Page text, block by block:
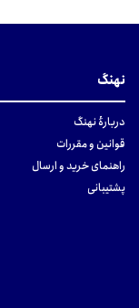
نهنگ
دربارهٔ نهنگ
قوانین و مقررات
راهنمای خرید و ارسال
پشتیبانی